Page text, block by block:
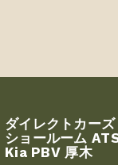
ダイレクトカーズ
ショールーム
Kia PBV 厚木